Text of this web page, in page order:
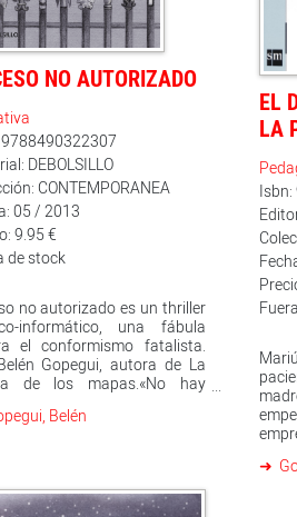
la
sin
real.
la
el
su
NO AUTORIZADO
DEBOLSILLO
CONTEMPORANEA
05 / 2013
9.95 €
de stock
no autorizado es un thriller
informático, una fábula
el conformismo fatalista.
Gopegui, autora de La
de los mapas.«No hay
un defecto.»Con un
un ministro del Interior
Belén
EL
LA
algo